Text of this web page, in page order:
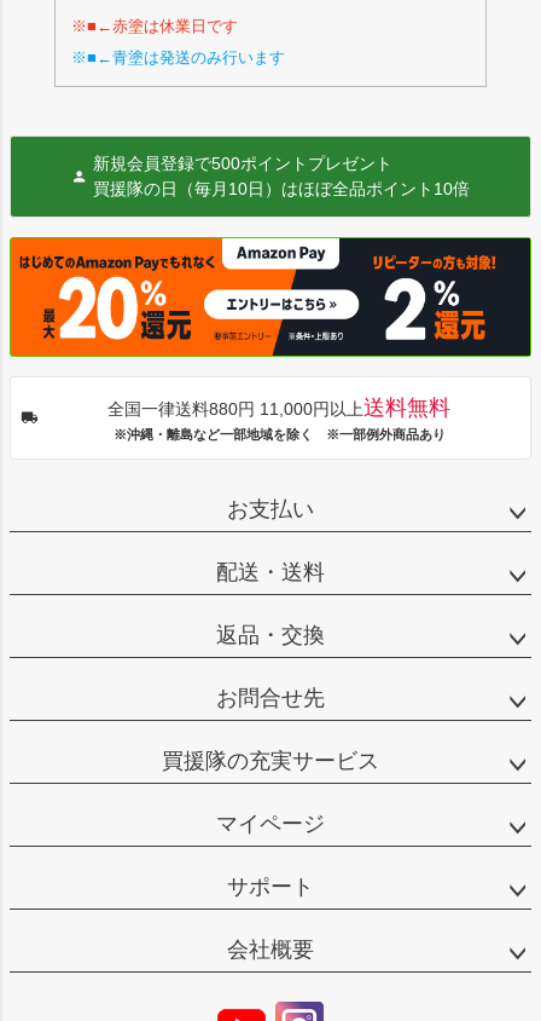
※■←赤塗は休業日です
※■←青塗は発送のみ行います
新規会員登録で500ポイントプレゼント
買援隊の日（毎月10日）はほぼ全品ポイント10倍
全国一律送料880円 11,000円以上送料無料
※沖縄・離島など一部地域を除く ※一部例外商品あり
お支払い
配送・送料
返品・交換
お問合せ先
買援隊の充実サービス
マイページ
サポート
会社概要